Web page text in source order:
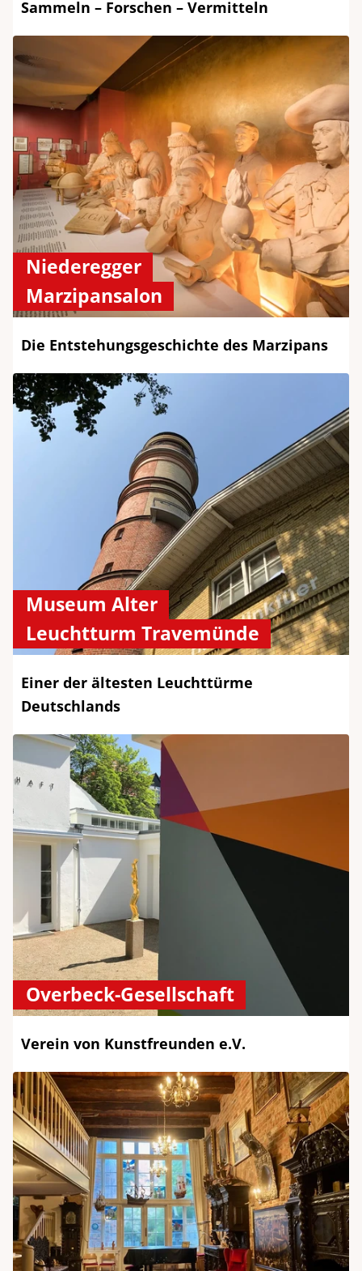
Sammeln – Forschen – Vermitteln
Niederegger
Marzipansalon
Die Entstehungsgeschichte des Marzipans
Museum Alter
Leuchtturm Travemünde
Einer der ältesten Leuchttürme
Deutschlands
Overbeck-Gesellschaft
Verein von Kunstfreunden e.V.